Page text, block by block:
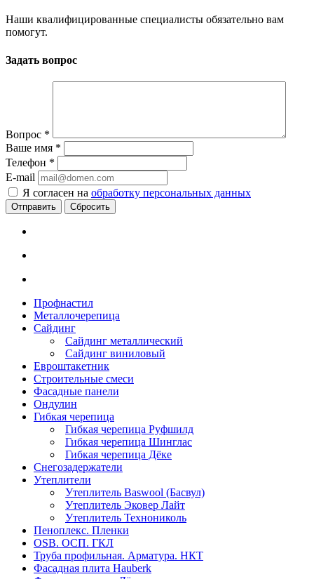
Наши квалифицированные специалисты обязательно вам
помогут.
Задать вопрос
Вопрос *
Ваше имя *
Телефон *
E-mail
Я согласен на обработку персональных данных
Сбросить
Профнастил
Металлочерепица
Сайдинг
Сайдинг металлический
Сайдинг виниловый
Евроштакетник
Строительные смеси
Фасадные панели
Ондулин
Гибкая черепица
Гибкая черепица Руфшилд
Гибкая черепица Шинглас
Гибкая черепица Дёке
Снегозадержатели
Утеплители
Утеплитель Baswool (Басвул)
Утеплитель Эковер Лайт
Утеплитель Технониколь
Пеноплекс. Пленки
OSB. ОСП. ГКЛ
Труба профильная. Арматура. НКТ
Фасадная плита Hauberk